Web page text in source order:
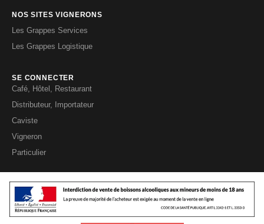
NOS SITES VIGNERONS
Les Grappes Services
Les Grappes Logistique
SE CONNECTER
Café, Hôtel, Restaurant
Distributeur, Importateur
Caviste
Vigneron
Particulier